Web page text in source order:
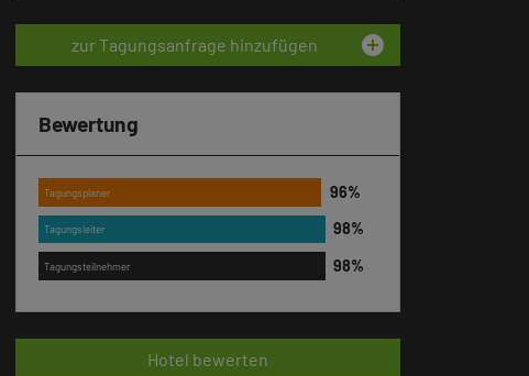
zur Tagungsanfrage hinzufügen add_circle
Bewertung
Tagungsplaner
Tagungsleiter
Tagungsteilnehmer
Hotel bewerten